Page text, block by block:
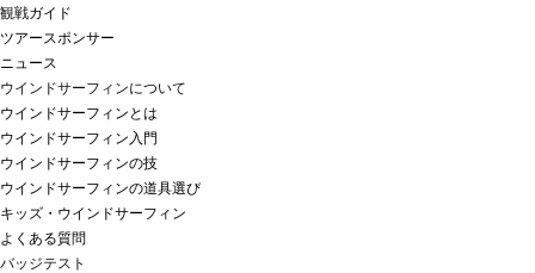
観戦ガイド
ツアースポンサー
ニュース
ウインドサーフィンについて
ウインドサーフィンとは
ウインドサーフィン入門
ウインドサーフィンの技
ウインドサーフィンの道具選び
キッズ・ウインドサーフィン
よくある質問
バッジテスト